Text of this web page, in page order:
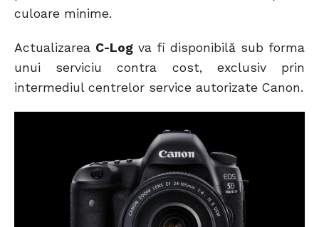
culoare minime.
Actualizarea C-Logva fi disponibilă sub forma
unui serviciu contra cost, exclusiv prin
intermediul centrelor service autorizate Canon.